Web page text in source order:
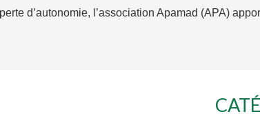
d’autonomie, l’association Apamad (APA)